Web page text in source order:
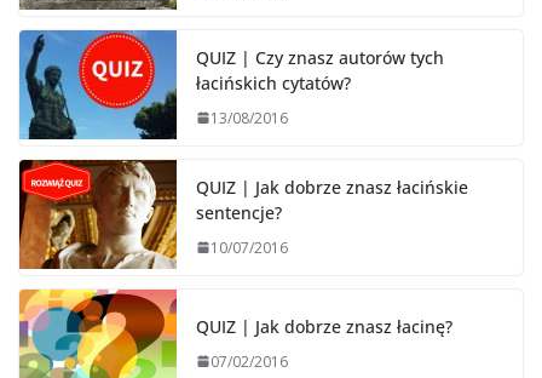
QUIZ | Czy znasz autorów tych
łacińskich cytatów?
13/08/2016
QUIZ | Jak dobrze znasz łacińskie
sentencje?
10/07/2016
QUIZ | Jak dobrze znasz łacinę?
07/02/2016